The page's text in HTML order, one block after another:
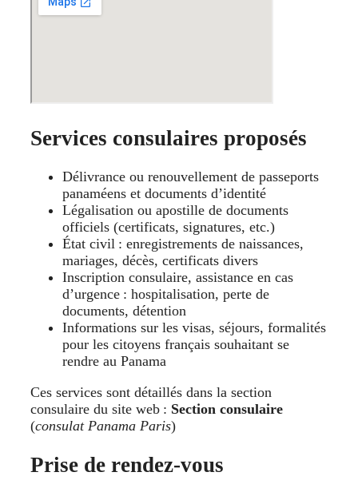
Services consulaires proposés
Délivrance ou renouvellement de passeports
panaméens et documents d’identité
Légalisation ou apostille de documents
officiels (certificats, signatures, etc.)
État civil : enregistrements de naissances,
mariages, décès, certificats divers
Inscription consulaire, assistance en cas
d’urgence : hospitalisation, perte de
documents, détention
Informations sur les visas, séjours, formalités
pour les citoyens français souhaitant se
rendre au Panama
Ces services sont détaillés dans la section
consulaire du site web : Section consulaire
(consulat Panama Paris)
Prise de rendez-vous